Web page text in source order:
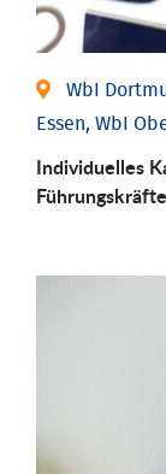
WbI
Essen, WbI
Individu­elles
Führungs­kräfte